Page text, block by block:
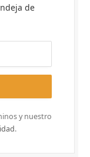
de
y nuestro
.